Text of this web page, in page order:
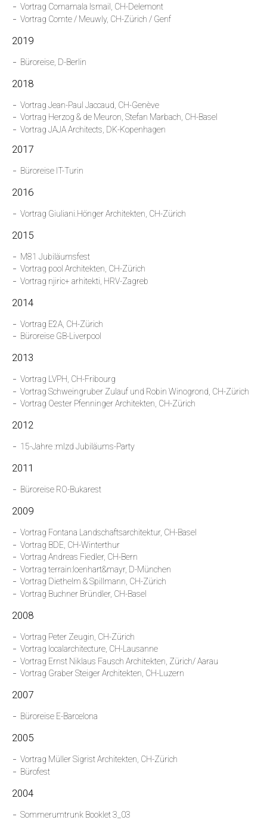
Vortrag Comamala Ismail, CH-Delemont
Vortrag Comte / Meuwly, CH-Zürich / Genf
2019
Büroreise, D-Berlin
2018
Vortrag Jean-Paul Jaccaud, CH-Genève
Vortrag Herzog & de Meuron, Stefan Marbach, CH-Basel
Vortrag JAJA Architects, DK-Kopenhagen
2017
Büroreise IT-Turin
2016
Vortrag Giuliani.Hönger Architekten, CH-Zürich
2015
M81 Jubiläumsfest
Vortrag pool Architekten, CH-Zürich
Vortrag njiric+ arhitekti, HRV-Zagreb
2014
Vortrag E2A, CH-Zürich
Büroreise GB-Liverpool
2013
Vortrag LVPH, CH-Fribourg
Vortrag Schweingruber Zulauf und Robin Winogrond, CH-Zürich
Vortrag Oester Pfenninger Architekten, CH-Zürich
2012
15-Jahre :mlzd Jubiläums-Party
2011
Büroreise RO-Bukarest
2009
Vortrag Fontana Landschaftsarchitektur, CH-Basel
Vortrag BDE, CH-Winterthur
Vortrag Andreas Fiedler, CH-Bern
Vortrag terrain:loenhart&mayr, D-München
Vortrag Diethelm & Spillmann, CH-Zürich
Vortrag Buchner Bründler, CH-Basel
2008
Vortrag Peter Zeugin, CH-Zürich
Vortrag localarchitecture, CH-Lausanne
Vortrag Ernst Niklaus Fausch Architekten, Zürich/ Aarau
Vortrag Graber Steiger Architekten, CH-Luzern
2007
Büroreise E-Barcelona
2005
Vortrag Müller Sigrist Architekten, CH-Zürich
Bürofest
2004
Sommerumtrunk Booklet 3_03